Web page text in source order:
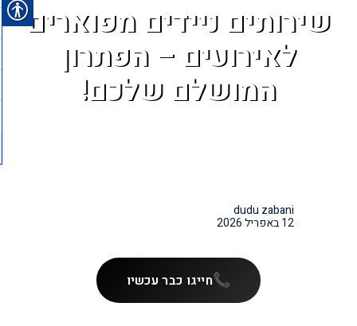
שירותים ניידים מפוארים
לאירועים – הפתרון
המושלם שלכם!
dudu zabani
12 באפריל 2026
חייגו כבר עכשיו